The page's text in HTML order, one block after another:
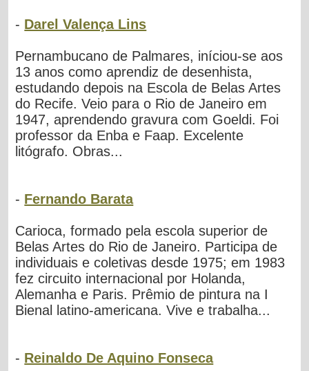
- Darel Valença Lins
Pernambucano de Palmares, iníciou-se aos
13 anos como aprendiz de desenhista,
estudando depois na Escola de Belas Artes
do Recife. Veio para o Rio de Janeiro em
1947, aprendendo gravura com Goeldi. Foi
professor da Enba e Faap. Excelente
litógrafo. Obras...
- Fernando Barata
Carioca, formado pela escola superior de
Belas Artes do Rio de Janeiro. Participa de
individuais e coletivas desde 1975; em 1983
fez circuito internacional por Holanda,
Alemanha e Paris. Prêmio de pintura na I
Bienal latino-americana. Vive e trabalha...
- Reinaldo De Aquino Fonseca